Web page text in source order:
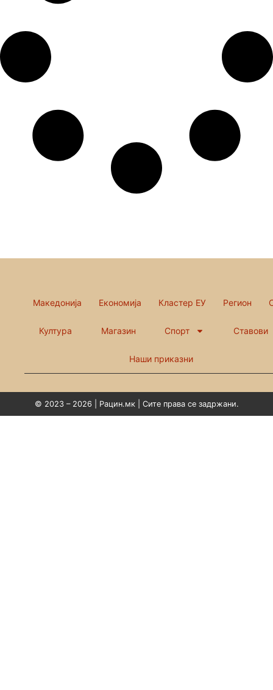
Македонија Економија Кластер ЕУ Регион
Култура Магазин Спорт Ставови
Наши приказни
© 2023 – 2026 | Рацин.мк | Сите права се задржани.